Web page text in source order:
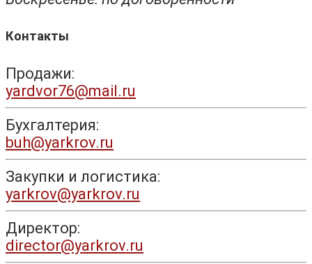
Контакты
Продажи:
yardvor76@mail.ru
Бухгалтерия:
buh@yarkrov.ru
Закупки и логистика:
yarkrov@yarkrov.ru
Директор:
director@yarkrov.ru